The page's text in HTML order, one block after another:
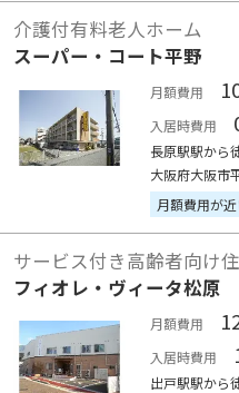
介護付有料老人ホーム
スーパー・コート平野
月額費用
入居時費用
長原駅駅から
大阪府大阪市
月額費用が
サービス付き高齢者向け
フィオレ・ヴィータ松原
月額費用
入居時費用
出戸駅駅から